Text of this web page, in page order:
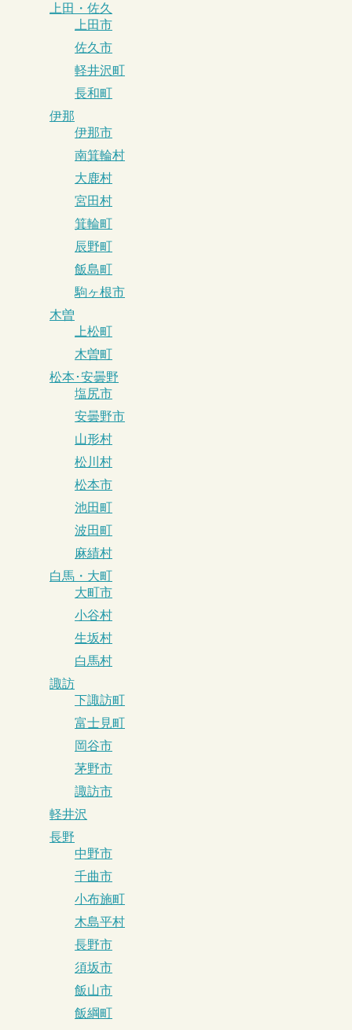
上田・佐久
上田市
佐久市
軽井沢町
長和町
伊那
伊那市
南箕輪村
大鹿村
宮田村
箕輪町
辰野町
飯島町
駒ヶ根市
木曽
上松町
木曽町
松本･安曇野
塩尻市
安曇野市
山形村
松川村
松本市
池田町
波田町
麻績村
白馬・大町
大町市
小谷村
生坂村
白馬村
諏訪
下諏訪町
富士見町
岡谷市
茅野市
諏訪市
軽井沢
長野
中野市
千曲市
小布施町
木島平村
長野市
須坂市
飯山市
飯綱町